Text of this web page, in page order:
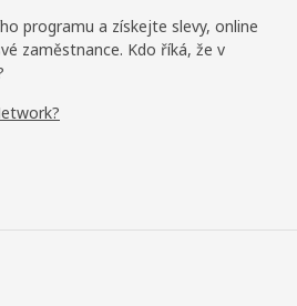
programu a získejte slevy, online
zaměstnance. Kdo říká, že v